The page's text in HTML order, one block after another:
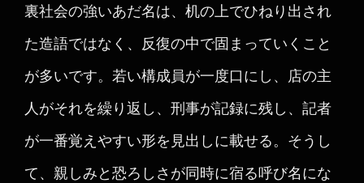
裏社会の強いあだ名は、机の上でひねり出され
た造語ではなく、反復の中で固まっていくこと
が多いです。若い構成員が一度口にし、店の主
人がそれを繰り返し、刑事が記録に残し、記者
が一番覚えやすい形を見出しに載せる。そうし
て、親しみと恐ろしさが同時に宿る呼び名にな